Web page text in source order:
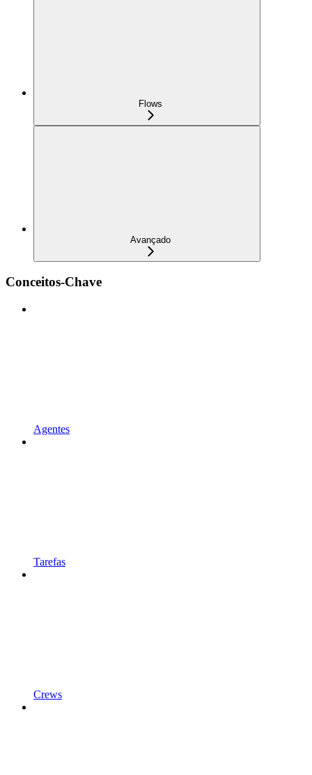
Flows
Avançado
Conceitos-Chave
Agentes
Tarefas
Crews